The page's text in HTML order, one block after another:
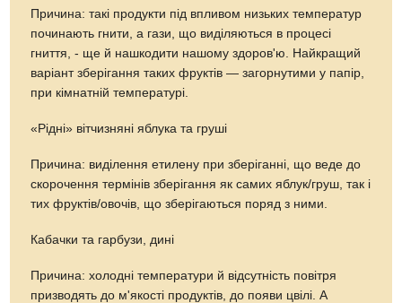
Причина: такі продукти під впливом низьких температур
починають гнити, а гази, що виділяються в процесі
гниття, - ще й нашкодити нашому здоров'ю. Найкращий
варіант зберігання таких фруктів — загорнутими у папір,
при кімнатній температурі.
«Рідні» вітчизняні яблука та груші
Причина: виділення етилену при зберіганні, що веде до
скорочення термінів зберігання як самих яблук/груш, так і
тих фруктів/овочів, що зберігаються поряд з ними.
Кабачки та гарбузи, дині
Причина: холодні температури й відсутність повітря
призводять до м'якості продуктів, до появи цвілі. А